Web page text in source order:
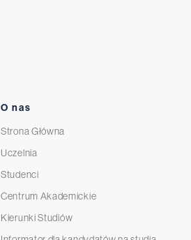
O nas
Strona Główna
Uczelnia
Studenci
Centrum Akademickie
Kierunki Studiów